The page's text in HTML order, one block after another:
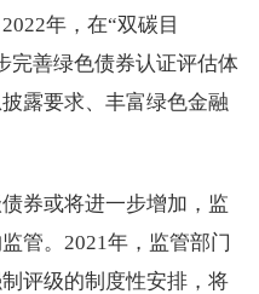
年，在“双碳目
完善绿色债券认证评估体
露要求、丰富绿色金融
券或将进一步增加，监
管。2021年，监管部门
评级的制度性安排，将